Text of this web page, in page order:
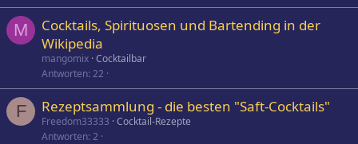
M
Cocktails, Spirituosen und Bartending in der
Wikipedia
mangomix Cocktailbar
Antworten 22
F Rezeptsammlung - die besten "Saft-Cocktails"
Freedom33333 Cocktail-Rezepte
Antworten 2